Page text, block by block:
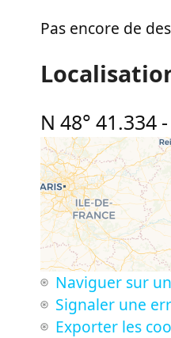
Pas encore de
N 48° 41.334 -
Naviguer sur
Signaler une
Exporter les